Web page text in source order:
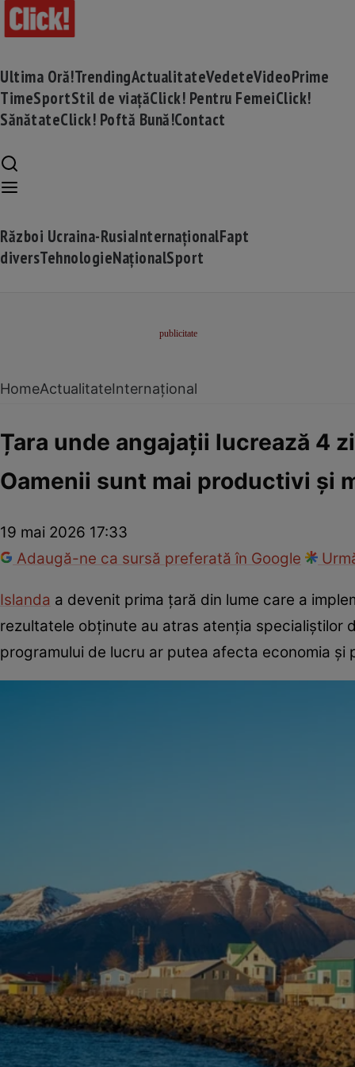
Ultima Oră!TrendingActualitateVedeteVideoPrime
TimeSportStil de viațăClick! Pentru FemeiClick!
SănătateClick! Poftă Bună!Contact
Război Ucraina-RusiaInternaționalFapt
diversTehnologieNaționalSport
HomeActualitateInternațional
Țara unde angajații lucrează 4
Oamenii sunt mai productivi și
19 mai 2026 17:33
Adaugă-ne ca sursă preferată în Google
Islanda a devenit prima țară din lume care a
rezultatele obținute au atras atenția specialiștilor
programului de lucru ar putea afecta economia